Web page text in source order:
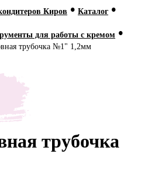
Киров • Каталог •
для работы с кремом •
трубочка №1" 1,2мм
трубочка